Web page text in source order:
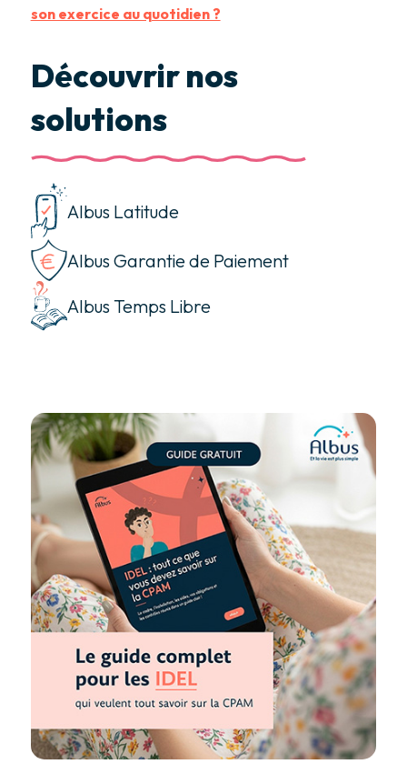
son exercice au quotidien ?
Découvrir nos
solutions
Albus Latitude
Albus Garantie de Paiement
Albus Temps Libre